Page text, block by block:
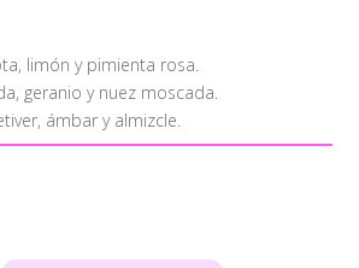
limón y pimienta rosa.
geranio y nuez moscada.
ámbar y almizcle.